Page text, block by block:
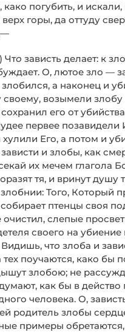
погубить, и
горы, да оттуду
Что зависть делает: к
О, лютое зло —
а наконец и
возымели
его от
первее
Его, а потом и
и злобы, как
их мечем
тя, и вринут
Того, Который
птенцы своя
слепые
своего на
что злоба и
поучаются, како бы
злобою; не
как бы в
человека. О,
родитель злобы
примеры